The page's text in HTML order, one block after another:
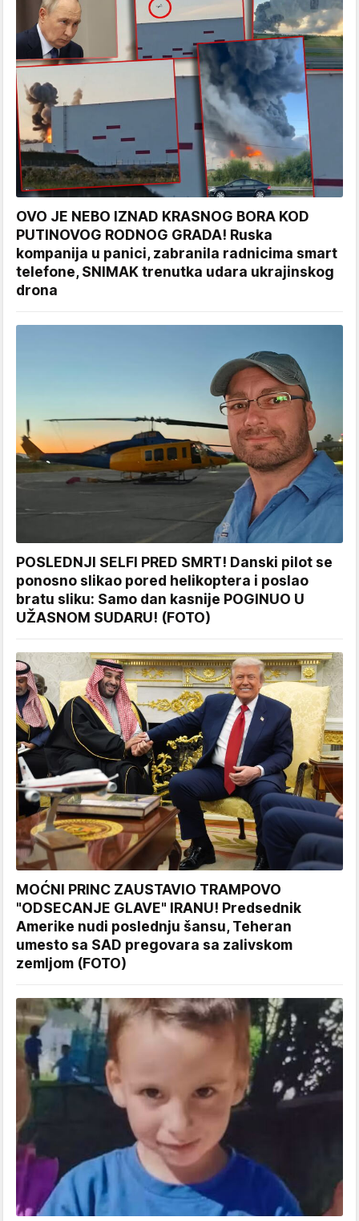
OVO JE NEBO IZNAD KRASNOG BORA KOD
PUTINOVOG RODNOG GRADA! Ruska
kompanija u panici, zabranila radnicima smart
telefone, SNIMAK trenutka udara ukrajinskog
drona
POSLEDNJI SELFI PRED SMRT! Danski pilot se
ponosno slikao pored helikoptera i poslao
bratu sliku: Samo dan kasnije POGINUO U
UŽASNOM SUDARU! (FOTO)
MOĆNI PRINC ZAUSTAVIO TRAMPOVO
"ODSECANJE GLAVE" IRANU! Predsednik
Amerike nudi poslednju šansu, Teheran
umesto sa SAD pregovara sa zalivskom
zemljom (FOTO)